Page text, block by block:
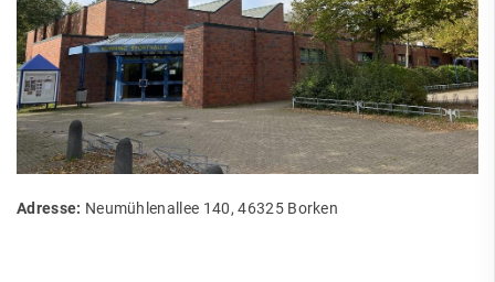
Adresse: Neumühlenallee 140, 46325 Borken